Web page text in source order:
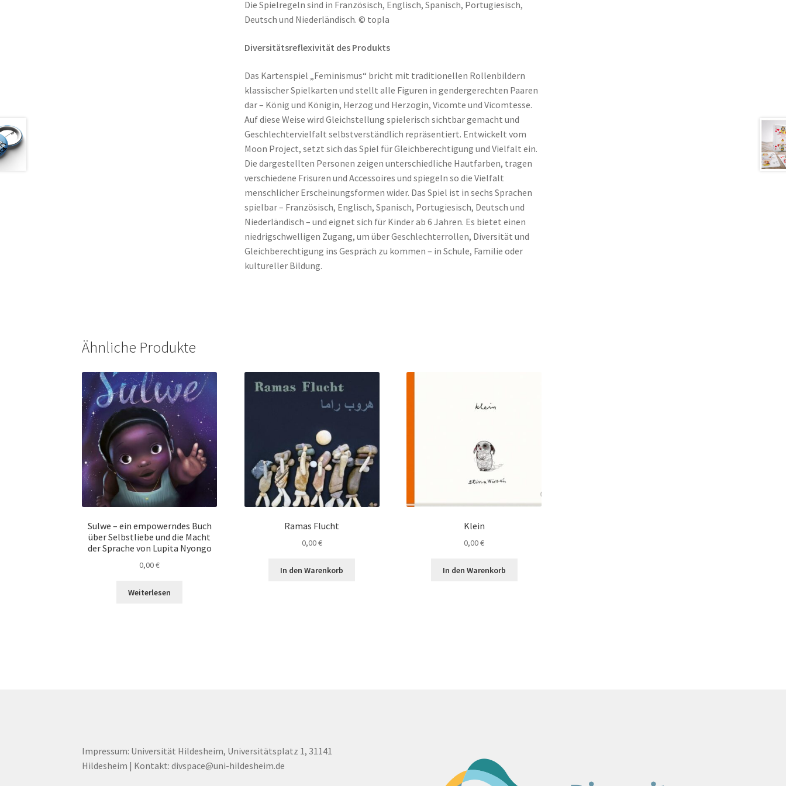
Die Spielregeln sind in Französisch, Englisch, Spanisch, Portugiesisch,
Deutsch und Niederländisch. © topla
Diversitätsreflexivität des Produkts
Das Kartenspiel „Feminismus“ bricht mit traditionellen Rollenbildern
klassischer Spielkarten und stellt alle Figuren in gendergerechten Paaren
dar – König und Königin, Herzog und Herzogin, Vicomte und Vicomtesse.
Auf diese Weise wird Gleichstellung spielerisch sichtbar gemacht und
Geschlechtervielfalt selbstverständlich repräsentiert. Entwickelt vom
Moon Project, setzt sich das Spiel für Gleichberechtigung und Vielfalt ein.
Die dargestellten Personen zeigen unterschiedliche Hautfarben, tragen
verschiedene Frisuren und Accessoires und spiegeln so die Vielfalt
menschlicher Erscheinungsformen wider. Das Spiel ist in sechs Sprachen
spielbar – Französisch, Englisch, Spanisch, Portugiesisch, Deutsch und
Niederländisch – und eignet sich für Kinder ab 6 Jahren. Es bietet einen
niedrigschwelligen Zugang, um über Geschlechterrollen, Diversität und
Gleichberechtigung ins Gespräch zu kommen – in Schule, Familie oder
kultureller Bildung.
Ähnliche Produkte
Sulwe – ein empowerndes Buch
über Selbstliebe und die Macht
der Sprache von Lupita Nyongo
0,00€
Weiterlesen
Ramas Flucht
0,00€
In den Warenkorb
Klein
0,00€
In den Warenkorb
Impressum: Universität Hildesheim, Universitätsplatz 1, 31141
Hildesheim | Kontakt: divspace@uni-hildesheim.de